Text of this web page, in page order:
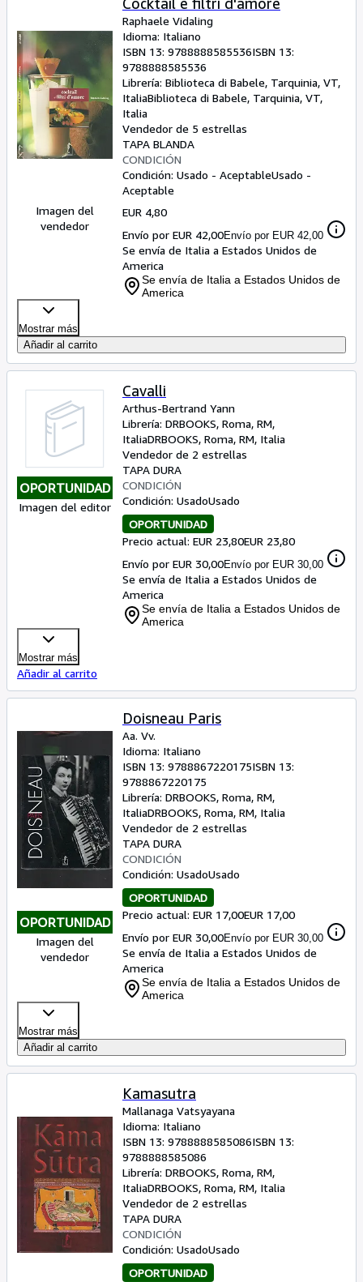
Imagen del
vendedor
Raphaele Vidaling
Idioma: Italiano
ISBN 13: 9788888585536ISBN 13:
9788888585536
Librería: Biblioteca di Babele, Tarquinia, VT,
ItaliaBiblioteca di Babele, Tarquinia, VT,
Italia
Vendedor de 5 estrellas
TAPA BLANDA
CONDICIÓN
Condición: Usado - AceptableUsado -
Aceptable
EUR 4,80
Envío por EUR 42,00Envío por EUR 42,00
Se envía de Italia a Estados Unidos de
America
Se envía de Italia a Estados Unidos de
America
Mostrar más
Añadir al carrito
OPORTUNIDAD
Imagen del editor
Cavalli
Arthus-Bertrand Yann
Librería: DRBOOKS, Roma, RM,
ItaliaDRBOOKS, Roma, RM, Italia
Vendedor de 2 estrellas
TAPA DURA
CONDICIÓN
Condición: UsadoUsado
OPORTUNIDAD
Precio actual: EUR 23,80EUR 23,80
Envío por EUR 30,00Envío por EUR 30,00
Se envía de Italia a Estados Unidos de
America
Se envía de Italia a Estados Unidos de
America
Mostrar más
Añadir al carrito
OPORTUNIDAD
Imagen del
vendedor
Doisneau Paris
Aa. Vv.
Idioma: Italiano
ISBN 13: 9788867220175ISBN 13:
9788867220175
Librería: DRBOOKS, Roma, RM,
ItaliaDRBOOKS, Roma, RM, Italia
Vendedor de 2 estrellas
TAPA DURA
CONDICIÓN
Condición: UsadoUsado
OPORTUNIDAD
Precio actual: EUR 17,00EUR 17,00
Envío por EUR 30,00Envío por EUR 30,00
Se envía de Italia a Estados Unidos de
America
Se envía de Italia a Estados Unidos de
America
Mostrar más
Añadir al carrito
Kamasutra
Mallanaga Vatsyayana
Idioma: Italiano
ISBN 13: 9788888585086ISBN 13:
9788888585086
Librería: DRBOOKS, Roma, RM,
ItaliaDRBOOKS, Roma, RM, Italia
Vendedor de 2 estrellas
TAPA DURA
CONDICIÓN
Condición: UsadoUsado
OPORTUNIDAD